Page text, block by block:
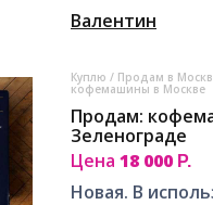
Валентин
Куплю / Продам в
кофемашины в Москве
Продам:
Зеленограде
Цена 18 000 Р.
Новая. В